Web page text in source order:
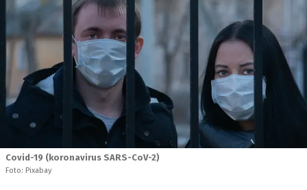
Covid-19 (koronavirus SARS-CoV-2)
Foto: Pixabay